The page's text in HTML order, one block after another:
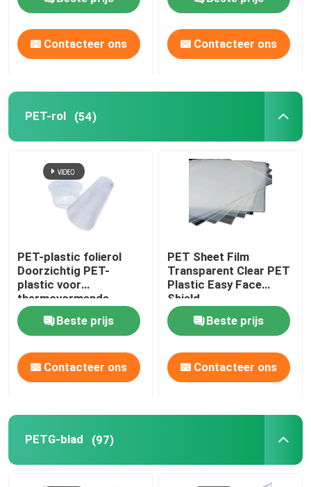
Fabrieksreis
Contacteer ons
Nieuws
Gevallen
PET-vel
PET-rol
PETG-hars
Contacteer ons Contacteer ons
PET-rol (54)
PET-plastic folierol
Doorzichtig PET-
plastic voor
thermovormende
verpakkingen
Beste prijs
Contacteer ons
PET Sheet Film
Transparent Clear PET
Plastic Easy Face
Shield
Beste prijs
Contacteer ons
PETG-blad (97)